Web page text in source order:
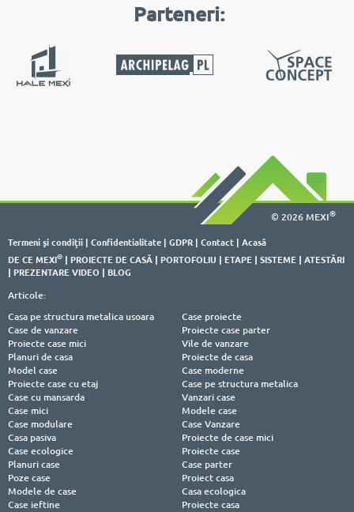
Parteneri:
© 2026 MEXI®
Termeni şi condiţii | Confidentialitate | GDPR | Contact | Acasă
DE CE MEXI® | PROIECTE DE CASĂ | PORTOFOLIU | ETAPE | SISTEME | ATESTĂRI
| PREZENTARE VIDEO | BLOG
Articole:
Casa pe structura metalica usoara
Case de vanzare
Proiecte case mici
Planuri de casa
Model case
Proiecte case cu etaj
Case cu mansarda
Case mici
Case modulare
Casa pasiva
Case proiecte
Proiecte case parter
Vile de vanzare
Proiecte de casa
Case moderne
Case pe structura metalica
Vanzari case
Modele case
Case Vanzare
Proiecte de case mici
Case ecologice
Planuri case
Poze case
Modele de case
Case ieftine
Proiecte case
Case parter
Proiect casa
Casa ecologica
Proiecte casa